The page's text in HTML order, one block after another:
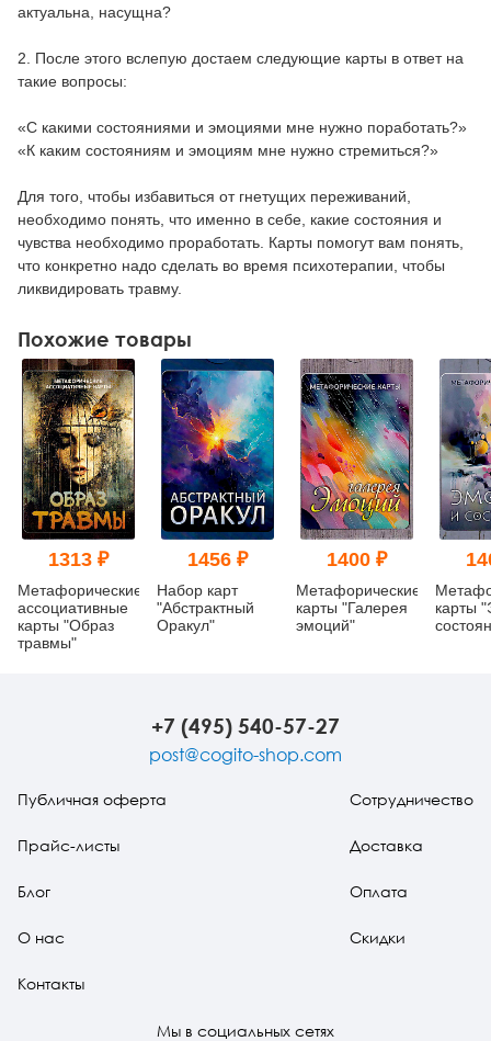
актуальна, насущна?
2. После этого вслепую достаем следующие карты в ответ на
такие вопросы:
«С какими состояниями и эмоциями мне нужно поработать?»
«К каким состояниям и эмоциям мне нужно стремиться?»
Для того, чтобы избавиться от гнетущих переживаний,
необходимо понять, что именно в себе, какие состояния и
чувства необходимо проработать. Карты помогут вам понять,
что конкретно надо сделать во время психотерапии, чтобы
ликвидировать травму.
Похожие товары
1313 ₽
Метафорические
ассоциативные
карты "Образ
травмы"
1456 ₽
Набор карт
"Абстрактный
Оракул"
1400 ₽
Метафорические
карты "Галерея
эмоций"
карты
+7 (495) 540-57-27
post@cogito-shop.com
Публичная оферта
Прайс-листы
Блог
О нас
Контакты
Сотрудничество
Доставка
Оплата
Скидки
Мы в социальных сетях